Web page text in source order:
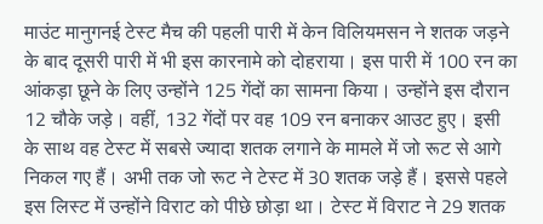
माउंट मानुगनई टेस्ट मैच की पहली पारी में केन विलियमसन ने शतक जड़ने
के बाद दूसरी पारी में भी इस कारनामे को दोहराया। इस पारी में 100 रन का
आंकड़ा छूने के लिए उन्होंने 125 गेंदों का सामना किया। उन्होंने इस दौरान
12 चौके जड़े। वहीं, 132 गेंदों पर वह 109 रन बनाकर आउट हुए। इसी
के साथ वह टेस्ट में सबसे ज्यादा शतक लगाने के मामले में जो रूट से आगे
निकल गए हैं। अभी तक जो रूट ने टेस्ट में 30 शतक जड़े हैं। इससे पहले
इस लिस्ट में उन्होंने विराट को पीछे छोड़ा था। टेस्ट में विराट ने 29 शतक